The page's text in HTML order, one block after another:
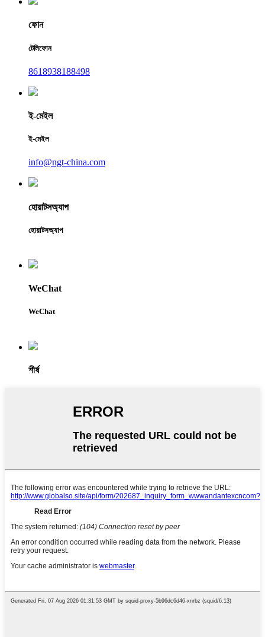
ফোন
টেলিফোন
8618938188498
ই-মেইল
ই-মেইল
info@ngt-china.com
হোয়াটসঅ্যাপ
হোয়াটসঅ্যাপ
WeChat
WeChat
শীর্ষ